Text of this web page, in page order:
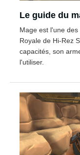
Le guide du
Mage est l'une
Royale de Hi-Rez
capacités, son
l'utiliser.